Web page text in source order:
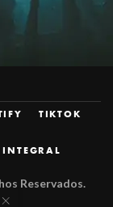
TIKTOK
Reservados.